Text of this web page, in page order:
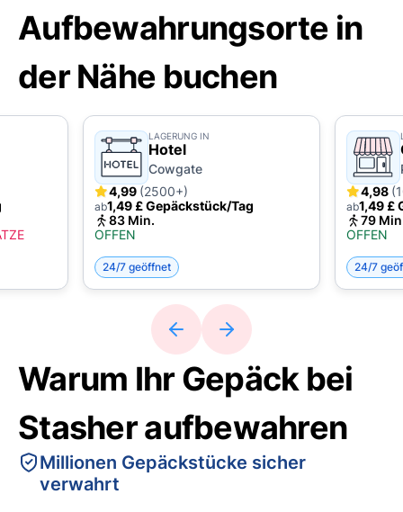
Aufbewahrungsorte in
der Nähe buchen
LAGERUNG IN
Hotel
Cowgate
4,99 (2500+)
ab1,49 £ Gepäckstück/Tag
83 Min.
OFFEN
24/7 geöffnet
4,98
ab1,49 £
79
OFFEN
24/7
Warum Ihr Gepäck bei
Stasher aufbewahren
Millionen Gepäckstücke sicher
verwahrt